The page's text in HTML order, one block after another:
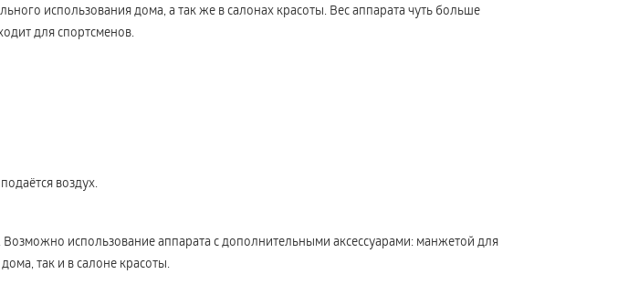
использования дома, а так же в салонах красоты. Вес аппарата чуть больше
для спортсменов.
воздух.
использование аппарата с дополнительными аксессуарами: манжетой для
так и в салоне красоты.